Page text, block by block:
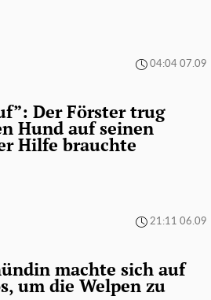
04:04 07.09
Der Förster trug
Hund auf seinen
Hilfe brauchte
21:11 06.09
machte sich auf
um die Welpen zu